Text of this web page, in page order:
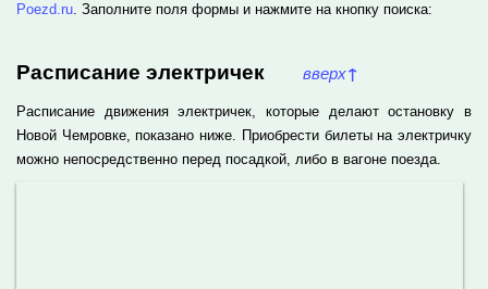
Poezd.ru. Заполните поля формы и нажмите на кнопку поиска:
Расписание электричек вверх↑
Расписание движения электричек, которые делают остановку в
Новой Чемровке, показано ниже. Приобрести билеты на электричку
можно непосредственно перед посадкой, либо в вагоне поезда.